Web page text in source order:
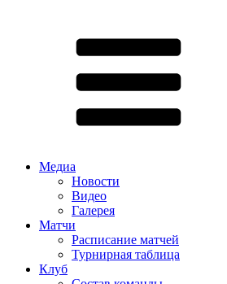
Медиа
Новости
Видео
Галерея
Матчи
Расписание матчей
Турнирная таблица
Клуб